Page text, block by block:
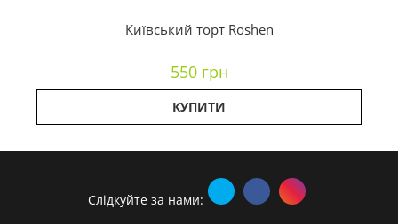
Київський торт Roshen
550 грн
КУПИТИ
Слідкуйте за нами: